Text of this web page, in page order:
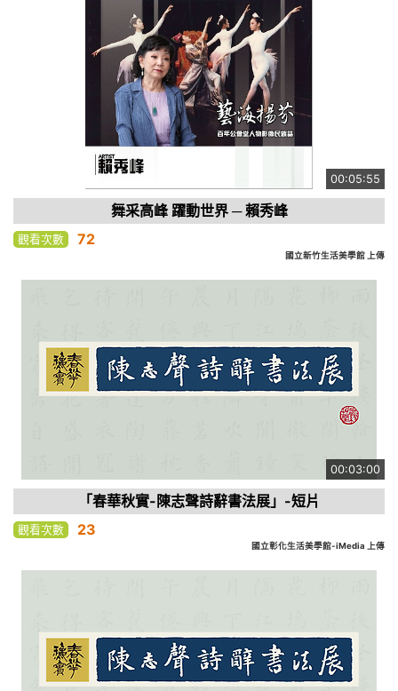
00:05:55
舞采高峰 躍動世界 ─ 賴秀峰
觀看次數 72
國立新竹生活美學館 上傳
00:03:00
「春華秋實-陳志聲詩辭書法展」-短片
觀看次數 23
國立彰化生活美學館-iMedia 上傳